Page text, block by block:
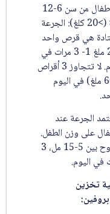
• الأطفال من سن 6-12
سنة (>20 كلغ): الجرعة
هي قرص واحد
200 ملغ 1- 3 مرات في
اليوم. لا تتجاوز 3 أقراص
(600 ملغ) في اليوم
الجرعة عند
على وزن الطفل.
تتراوح بين 5-15 مل، 3
في اليوم.
تخزين